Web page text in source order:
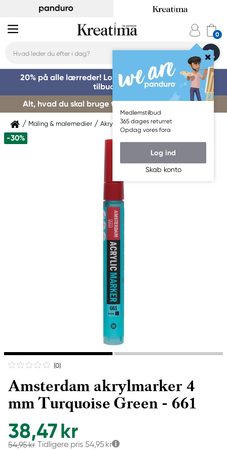
Medlemstilbud
365 dages returret
Opdag vores fora
Log ind
Skab konto
20% på alle lærreder! Log på for at benytte dig af
tilbuddet »
Alt, hvad du skal bruge til kursusstart – køb her »
Maling & malemedier Akrylmaling Amsterdam
-30%
(0)
Amsterdam akrylmarker 4
mm Turquoise Green - 661
38,47 kr
54,95 kr Tidligere pris 54,95 kr